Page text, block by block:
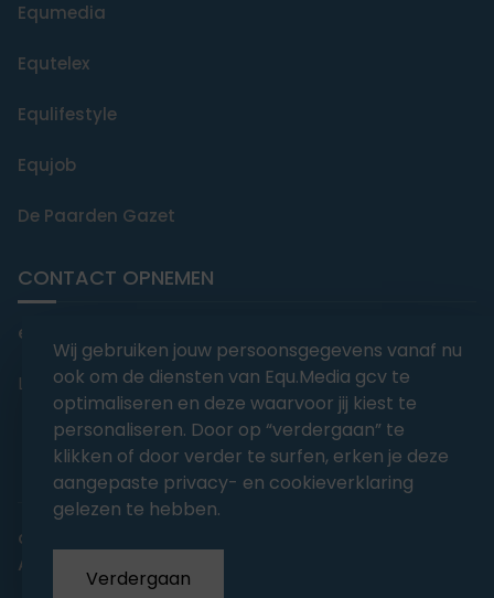
Equmedia
Equtelex
Equlifestyle
Equjob
De Paarden Gazet
CONTACT OPNEMEN
editorial@equmedia.be
Langendamdreef 22 9880 Aalter België
Copyrights 2026EQU.MEDIA BV
abonnementsvoorwaarden
Algemene voorwaarden
Wij gebruiken jouw persoonsgegevens vanaf nu
ook om de diensten van Equ.Media gcv te
optimaliseren en deze waarvoor jij kiest te
personaliseren. Door op “verdergaan” te
klikken of door verder te surfen, erken je deze
aangepaste privacy- en cookieverklaring
gelezen te hebben.
Verdergaan